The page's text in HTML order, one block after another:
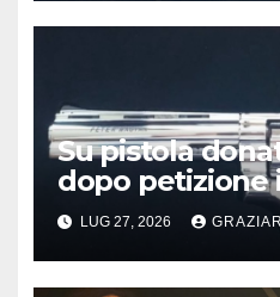
Su pistola
dopo petizione
del vescovo
Mimmo
LUG 27, 2026